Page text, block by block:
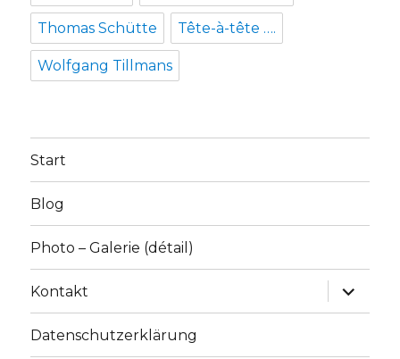
Thomas Schütte Tête-à-tête ….
Wolfgang Tillmans
Start
Blog
Photo – Galerie (détail)
Kontakt
Datenschutzerklärung